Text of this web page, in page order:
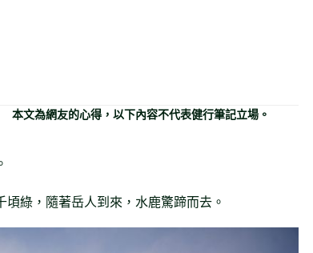
本文為網友的心得，以下內容不代表健行筆記立場。
綠，隨著岳人到來，水鹿驚蹄而去。